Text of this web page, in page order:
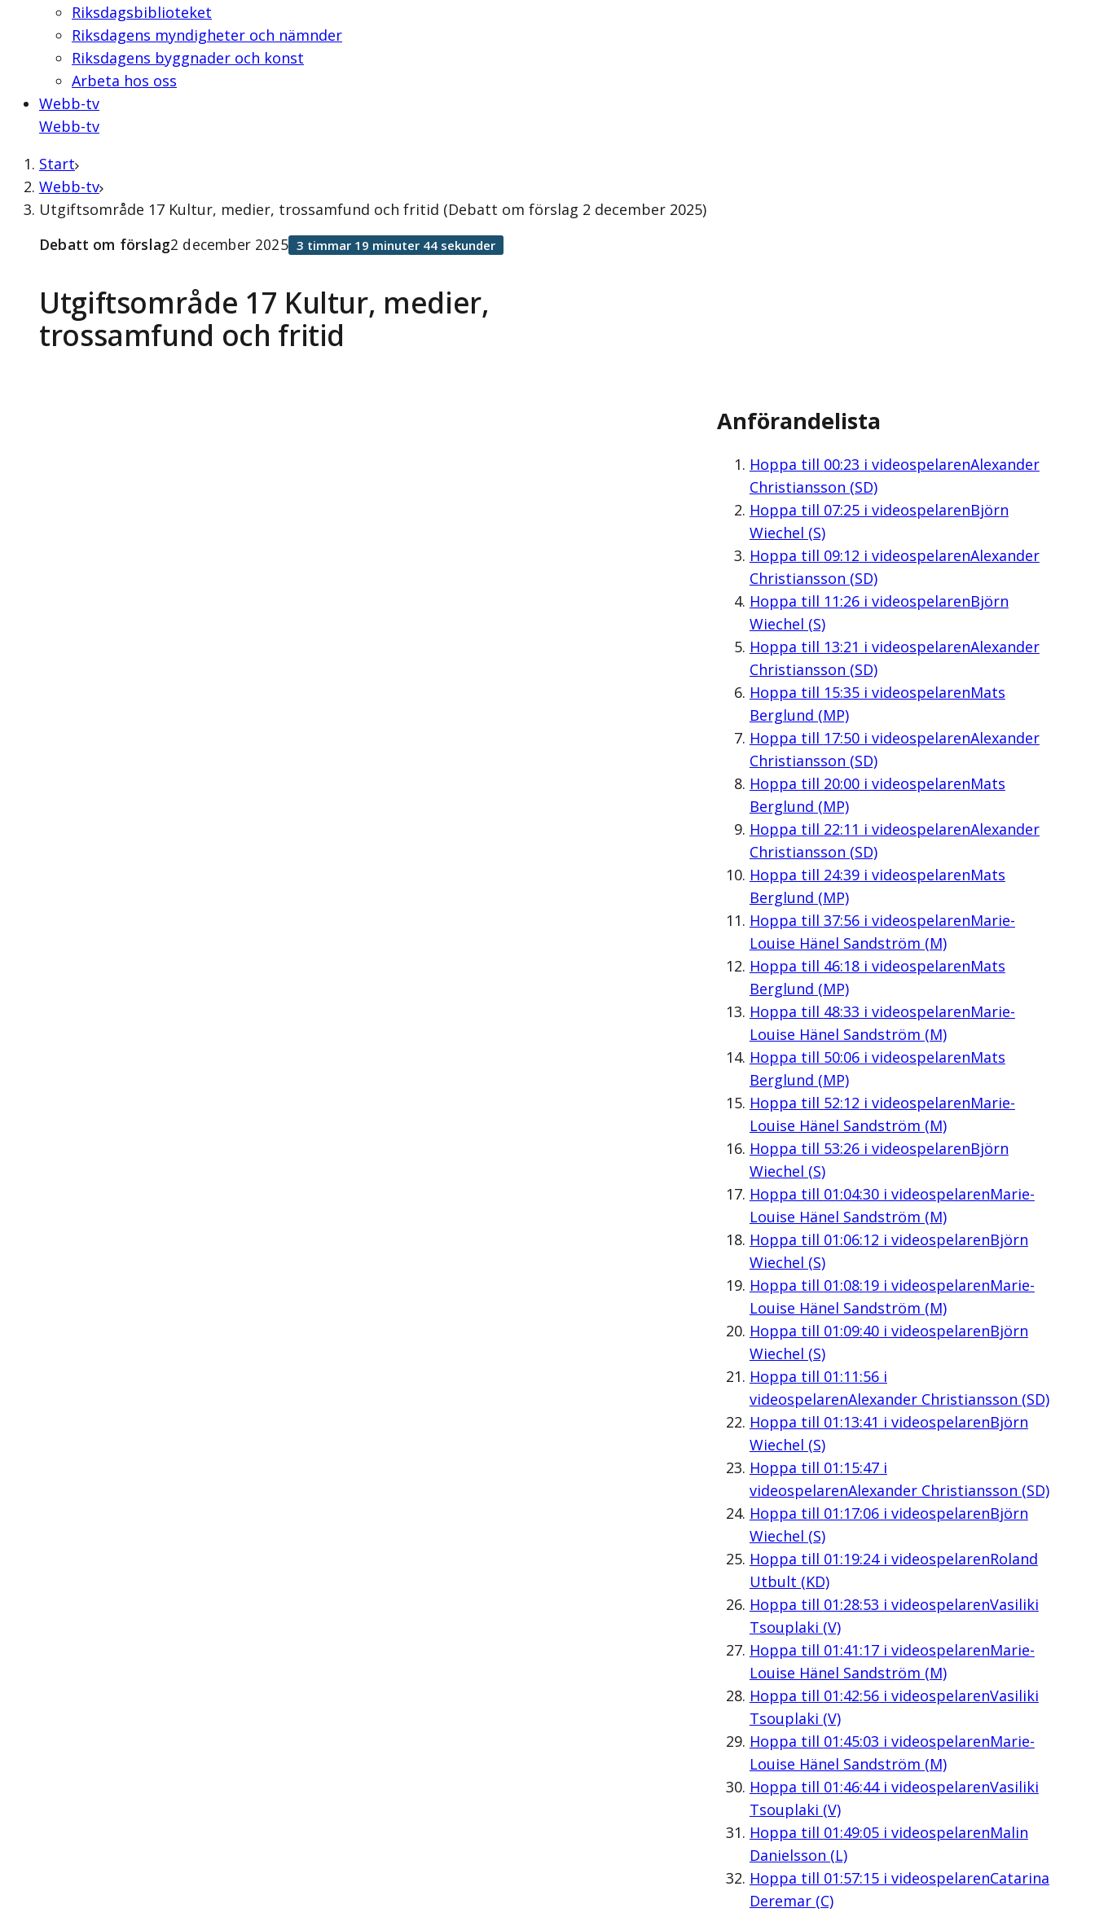
Riksdagsbiblioteket
Riksdagens myndigheter och nämnder
Riksdagens byggnader och konst
Arbeta hos oss
Webb-tv
Webb-tv
Start
Webb-tv
Utgiftsområde 17 Kultur, medier, trossamfund och fritid (Debatt om förslag 2 december 2025)
Utgiftsområde 17 Kultur, medier,
trossamfund och fritid
Debatt om förslag2 december 2025 3 timmar 19 minuter 44 sekunder
Anförandelista
Hoppa till 00:23 i videospelarenAlexander
Christiansson (SD)
Hoppa till 07:25i videospelarenBjörn
Wiechel (S)
Hoppa till 09:12 i videospelarenAlexander
Christiansson (SD)
Hoppa till 11:26i videospelarenBjörn
Wiechel (S)
Hoppa till 13:21 i videospelarenAlexander
Christiansson (SD)
Hoppa till 15:35i videospelarenMats
Berglund (MP)
Hoppa till 17:50i videospelarenAlexander
Christiansson (SD)
Hoppa till 20:00i videospelarenMats
Berglund (MP)
Hoppa till 22:11 i videospelarenAlexander
Christiansson (SD)
Hoppa till 24:39i videospelarenMats
Berglund (MP)
Hoppa till 37:56i videospelarenMarie-
Louise Hänel Sandström (M)
Hoppa till 46:18i videospelarenMats
Berglund (MP)
Hoppa till 48:33 i videospelarenMarie-
Louise Hänel Sandström (M)
Hoppa till 50:06i videospelarenMats
Berglund (MP)
Hoppa till 52:12 i videospelarenMarie-
Louise Hänel Sandström (M)
Hoppa till 53:26i videospelarenBjörn
Wiechel (S)
Hoppa till 01:04:30i videospelarenMarie-
Louise Hänel Sandström (M)
Hoppa till 01:06:12 i videospelarenBjörn
Wiechel (S)
Hoppa till 01:08:19i videospelarenMarie-
Louise Hänel Sandström (M)
Hoppa till 01:09:40i videospelarenBjörn
Wiechel (S)
Hoppa till 01:11:56i
videospelarenAlexander Christiansson (SD)
Hoppa till 01:13:41 i videospelarenBjörn
Wiechel (S)
Hoppa till 01:15:47i
videospelarenAlexander Christiansson (SD)
Hoppa till 01:17:06i videospelarenBjörn
Wiechel (S)
Hoppa till 01:19:24i videospelarenRoland
Utbult (KD)
Hoppa till 01:28:53 i videospelarenVasiliki
Tsouplaki (V)
Hoppa till 01:41:17i videospelarenMarie-
Louise Hänel Sandström (M)
Hoppa till 01:42:56i videospelarenVasiliki
Tsouplaki (V)
Hoppa till 01:45:03 i videospelarenMarie-
Louise Hänel Sandström (M)
Hoppa till 01:46:44i videospelarenVasiliki
Tsouplaki (V)
Hoppa till 01:49:05i videospelarenMalin
Danielsson (L)
Hoppa till 01:57:15i videospelarenCatarina
Deremar (C)